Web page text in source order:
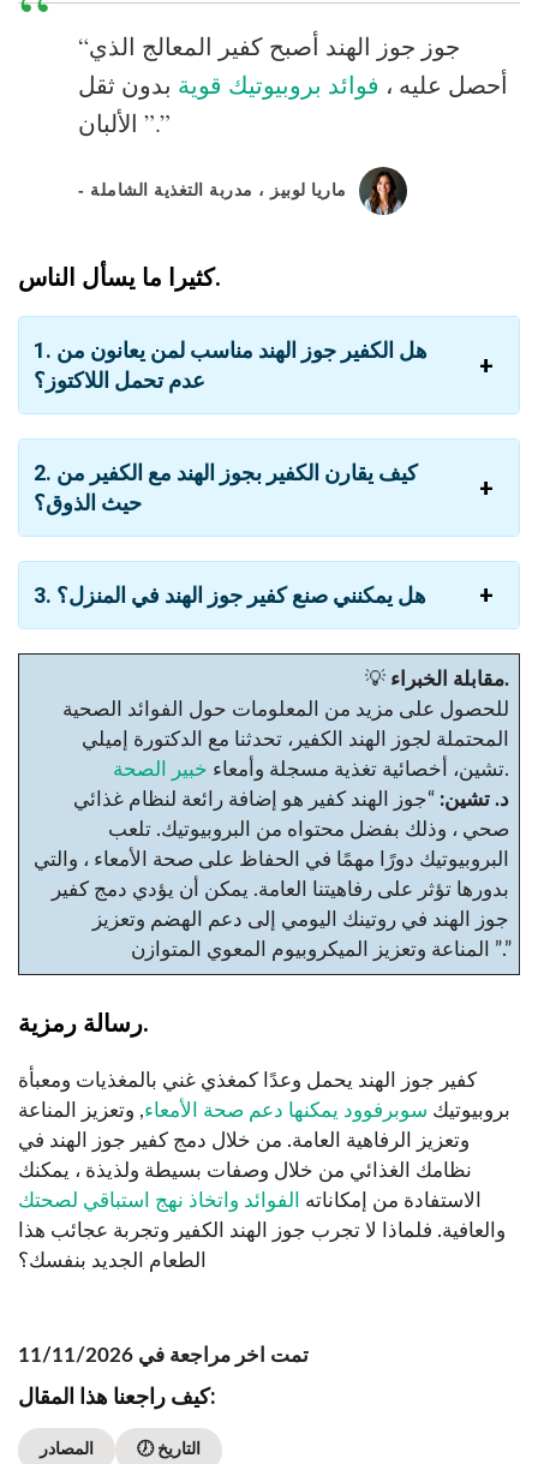
“جوز جوز الهند أصبح كفير المعالج الذي
أحصل عليه ، فوائد بروبيوتيك قوية بدون ثقل
الألبان ”.”
- ماريا لوبيز ، مدربة التغذية الشاملة
كثيرا ما يسأل الناس.
1. هل الكفير جوز الهند مناسب لمن يعانون من
عدم تحمل اللاكتوز؟
2. كيف يقارن الكفير بجوز الهند مع الكفير من
حيث الذوق؟
3. هل يمكنني صنع كفير جوز الهند في المنزل؟
💡
مقابلة الخبراء.
للحصول على مزيد من المعلومات حول الفوائد الصحية
المحتملة لجوز الهند الكفير، تحدثنا مع الدكتورة إميلي
تشين، أخصائية تغذية مسجلة وأمعاء خبير الصحة
.
د. تشين: “جوز الهند كفير هو إضافة رائعة لنظام غذائي
صحي ، وذلك بفضل محتواه من البروبيوتيك. تلعب
البروبيوتيك دورًا مهمًا في الحفاظ على صحة الأمعاء ، والتي
بدورها تؤثر على رفاهيتنا العامة. يمكن أن يؤدي دمج كفير
جوز الهند في روتينك اليومي إلى دعم الهضم وتعزيز
المناعة وتعزيز الميكروبيوم المعوي المتوازن ”.”
رسالة رمزية.
كفير جوز الهند يحمل وعدًا كمغذي غني بالمغذيات ومعبأة
بروبيوتيك سوبرفوود يمكنها دعم صحة الأمعاء, وتعزيز المناعة
وتعزيز الرفاهية العامة. من خلال دمج كفير جوز الهند في
نظامك الغذائي من خلال وصفات بسيطة ولذيذة ، يمكنك
الاستفادة من إمكاناته
الفوائد واتخاذ نهج استباقي لصحتك
والعافية. فلماذا لا تجرب جوز الهند الكفير وتجربة عجائب هذا
الطعام الجديد بنفسك؟
تمت اخر مراجعة في 11/11/2026
كيف راجعنا هذا المقال:
المصادر 🕖 التاريخ